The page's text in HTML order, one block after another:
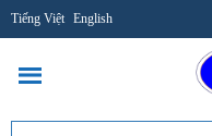
Tiếng Việt English